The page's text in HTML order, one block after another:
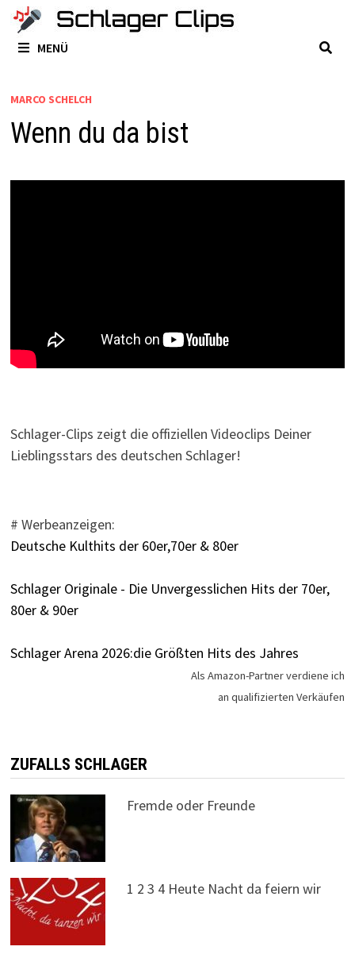
Zum
Inhalt
springenMENÜ
MARCO SCHELCH
Wenn du da bist
Schlager-Clips zeigt die offiziellen Videoclips Deiner
Lieblingsstars des deutschen Schlager!
# Werbeanzeigen:
Deutsche Kulthits der 60er,70er & 80er
Schlager Originale - Die Unvergesslichen Hits der 70er,
80er & 90er
Schlager Arena 2026:die Größten Hits des Jahres
Als Amazon-Partner verdiene ich
an qualifizierten Verkäufen
ZUFALLS SCHLAGER
Fremde oder Freunde
1 2 3 4 Heute Nacht da feiern wir